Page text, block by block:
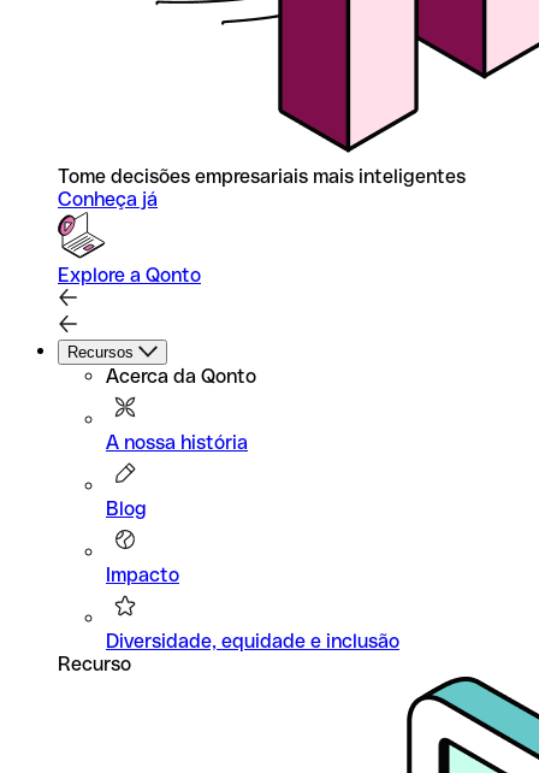
Tome decisões empresariais mais inteligentes
Conheça já
Explore a Qonto
Recursos
Acerca da Qonto
A nossa história
Blog
Impacto
Diversidade, equidade e inclusão
Recurso